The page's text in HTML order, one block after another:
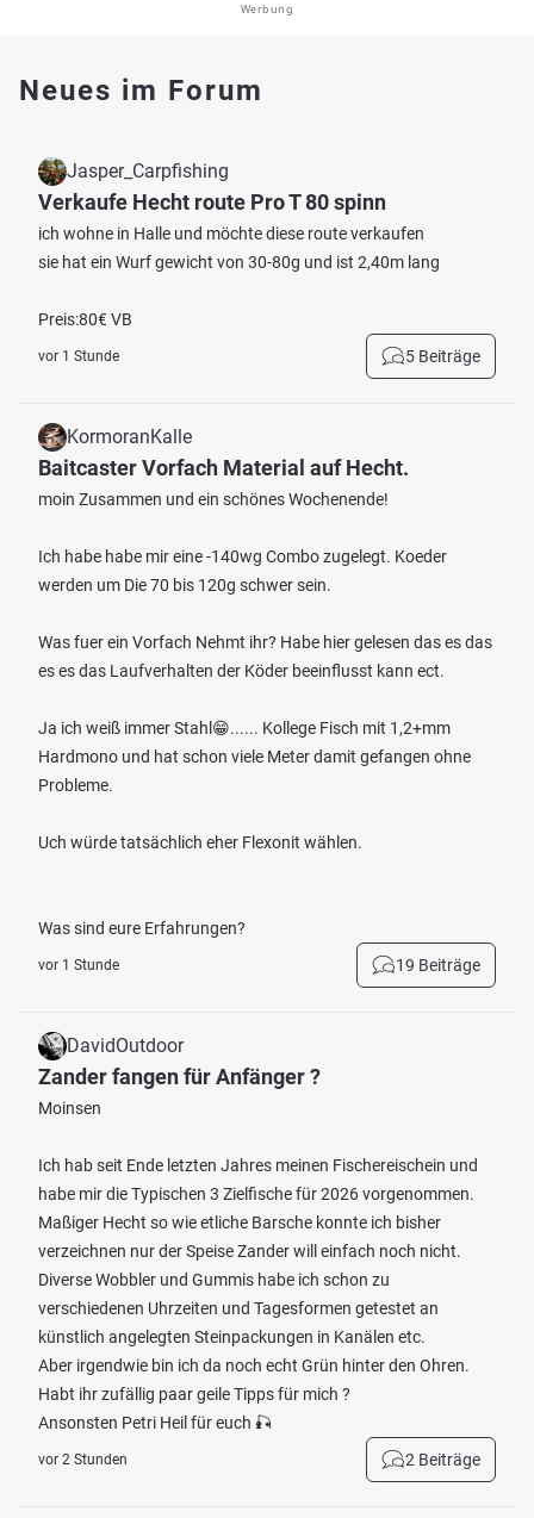
Werbung
Neues im Forum
Jasper_Carpfishing
Verkaufe Hecht route Pro T 80 spinn
ich wohne in Halle und möchte diese route verkaufen
sie hat ein Wurf gewicht von 30-80g und ist 2,40m lang
Preis:80€ VB
vor 1 Stunde 5 Beiträge
KormoranKalle
Baitcaster Vorfach Material auf Hecht.
moin Zusammen und ein schönes Wochenende!
Ich habe habe mir eine -140wg Combo zugelegt. Koeder
werden um Die 70 bis 120g schwer sein.
Was fuer ein Vorfach Nehmt ihr? Habe hier gelesen das es das
es es das Laufverhalten der Köder beeinflusst kann ect.
Ja ich weiß immer Stahl😁...... Kollege Fisch mit 1,2+mm
Hardmono und hat schon viele Meter damit gefangen ohne
Probleme.
Uch würde tatsächlich eher Flexonit wählen.
Was sind eure Erfahrungen?
vor 1 Stunde 19 Beiträge
DavidOutdoor
Zander fangen für Anfänger ?
Moinsen
Ich hab seit Ende letzten Jahres meinen Fischereischein und
habe mir die Typischen 3 Zielfische für 2026 vorgenommen.
Maßiger Hecht so wie etliche Barsche konnte ich bisher
verzeichnen nur der Speise Zander will einfach noch nicht.
Diverse Wobbler und Gummis habe ich schon zu
verschiedenen Uhrzeiten und Tagesformen getestet an
künstlich angelegten Steinpackungen in Kanälen etc.
Aber irgendwie bin ich da noch echt Grün hinter den Ohren.
Habt ihr zufällig paar geile Tipps für mich ?
Ansonsten Petri Heil für euch 🎣
vor 2 Stunden 2 Beiträge